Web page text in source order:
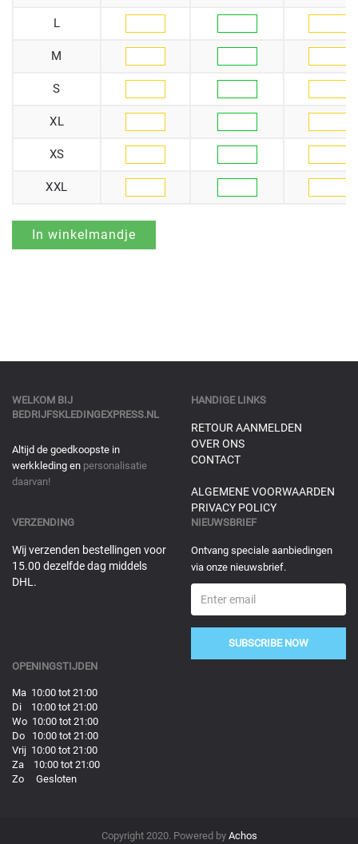
L
M
S
XL
XS
XXL
WELKOM BIJ
BEDRIJFSKLEDINGEXPRESS.NL
Altijd de goedkoopste in
werkkleding en personalisatie
daarvan!
HANDIGE LINKS
RETOUR AANMELDEN
OVER ONS
CONTACT
ALGEMENE VOORWAARDEN
PRIVACY POLICY
VERZENDING
Wij verzenden bestellingen voor
15.00 dezelfde dag middels
DHL.
NIEUWSBRIEF
Ontvang speciale aanbiedingen
via onze nieuwsbrief.
SUBSCRIBE NOW
OPENINGSTIJDEN
Ma 10:00 tot 21:00
Di 10:00 tot 21:00
Wo 10:00 tot 21:00
Do 10:00 tot 21:00
Vrij 10:00 tot 21:00
Za 10:00 tot 21:00
Zo Gesloten
Copyright 2020. Powered by Achos